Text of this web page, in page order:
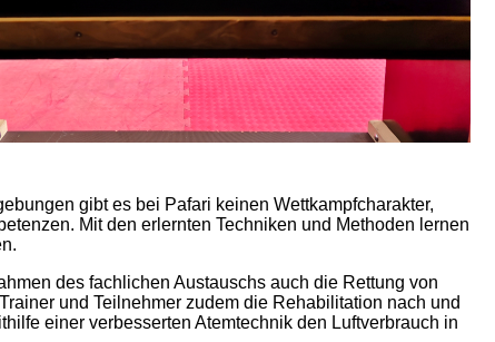
gibt es bei Pafari keinen Wettkampfcharakter,
Mit den erlernten Techniken und Methoden lernen
des fachlichen Austauschs auch die Rettung von
und Teilnehmer zudem die Rehabilitation nach und
einer verbesserten Atemtechnik den Luftverbrauch in